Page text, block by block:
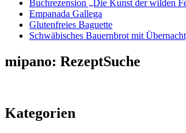
Buchrezension „Die Kunst der wilden
Empanada Gallega
Glutenfreies Baguette
Schwäbisches Bauernbrot mit
mipano: RezeptSuche
Kategorien